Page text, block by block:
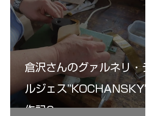
倉沢さんのグァルネリ・デ
ルジェス”KOCHANSKY"制
作記6